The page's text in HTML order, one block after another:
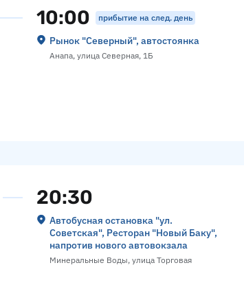
10:00 прибытие на след. день
Рынок "Северный", автостоянка
Анапа, улица Северная, 1Б
20:30
Автобусная остановка "ул.
Советская", Ресторан "Новый Баку",
напротив нового автовокзала
Минеральные Воды, улица Торговая